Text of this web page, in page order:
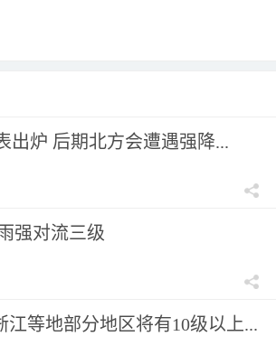
出炉 后期北方会遭遇强降...
强对流三级
等地部分地区将有10级以上...